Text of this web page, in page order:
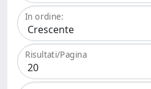
In ordine:
Risultati/Pagina